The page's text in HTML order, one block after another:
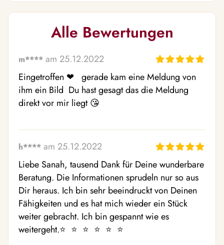
Alle Bewertungen
m**** am 25.12.2022
Eingetroffen ❤ ️  gerade kam eine Meldung von
ihm ein Bild  Du hast gesagt das die Meldung
direkt vor mir liegt 😘
h**** am 25.12.2022
Liebe Sanah, tausend Dank für Deine wunderbare
Beratung. Die Informationen sprudeln nur so aus
Dir heraus. Ich bin sehr beeindruckt von Deinen
Fähigkeiten und es hat mich wieder ein Stück
weiter gebracht. Ich bin gespannt wie es
weitergeht.⭐  ⭐  ⭐  ⭐  ⭐  ⭐